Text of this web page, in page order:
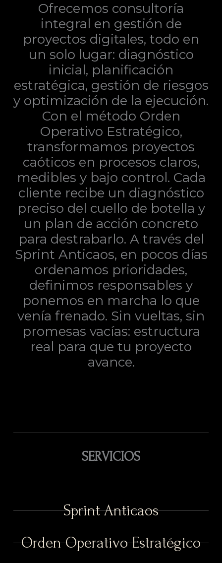
Ofrecemos consultoría
integral en gestión de
proyectos digitales, todo en
un solo lugar: diagnóstico
inicial, planificación
estratégica, gestión de riesgos
y optimización de la ejecución.
Con el método Orden
Operativo Estratégico,
transformamos proyectos
caóticos en procesos claros,
medibles y bajo control. Cada
cliente recibe un diagnóstico
preciso del cuello de botella y
un plan de acción concreto
para destrabarlo. A través del
Sprint Anticaos, en pocos días
ordenamos prioridades,
definimos responsables y
ponemos en marcha lo que
venía frenado. Sin vueltas, sin
promesas vacías: estructura
real para que tu proyecto
avance.
SERVICIOS
Sprint Anticaos
Orden Operativo Estratégico